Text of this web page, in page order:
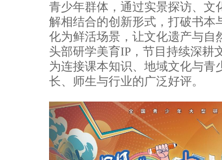
青少年群体，通过实景探访、文
解相结合的创新形式，打破书本
化为鲜活场景，让文化遗产与自
头部研学美育IP，节目持续深耕
为连接课本知识、地域文化与青
长、师生与行业的广泛好评。